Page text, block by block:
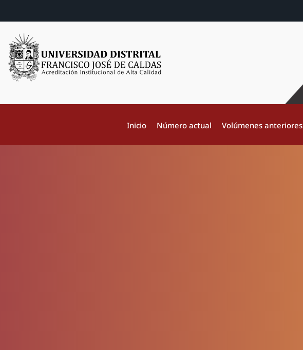
Inicio Número actual Volúmenes anteriores